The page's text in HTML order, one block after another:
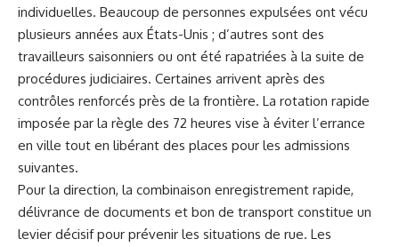
individuelles. Beaucoup de personnes expulsées ont vécu
plusieurs années aux États-Unis ; d’autres sont des
travailleurs saisonniers ou ont été rapatriées à la suite de
procédures judiciaires. Certaines arrivent après des
contrôles renforcés près de la frontière. La rotation rapide
imposée par la règle des 72 heures vise à éviter l’errance
en ville tout en libérant des places pour les admissions
suivantes.
Pour la direction, la combinaison enregistrement rapide,
délivrance de documents et bon de transport constitue un
levier décisif pour prévenir les situations de rue. Les